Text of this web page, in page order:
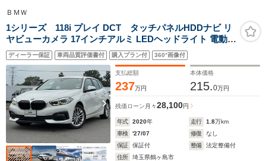
ＢＭＷ
1シリーズ 118i プレイ DCT タッチパネルHDDナビ リ
ヤビューカメラ 17インチアルミ LEDヘッドライト 電動シ
ート ドライビングアシスト パーキングアシスト 前後コー
ナーセンサー ワイヤレスチャージ Bluetooth ETC 禁煙
ディーラー保証 車両品質評価書付 購入プラン付 360°画像付
支払総額
237万円
本体価格
215.0万円
残価ローン 月々28,100円
年式 2020年 走行 1.8万km
車検
'27/07 修復
なし
保証
保証付 整備
法定整備付
住所
埼玉県鶴ヶ島市